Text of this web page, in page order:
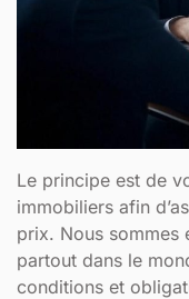
Le principe est de
immobiliers afin
prix. Nous sommes
partout dans le
conditions et